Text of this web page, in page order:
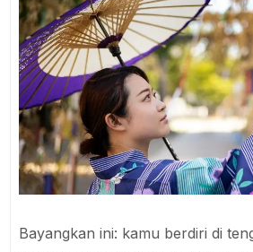
Bayangkan ini: kamu berdiri di